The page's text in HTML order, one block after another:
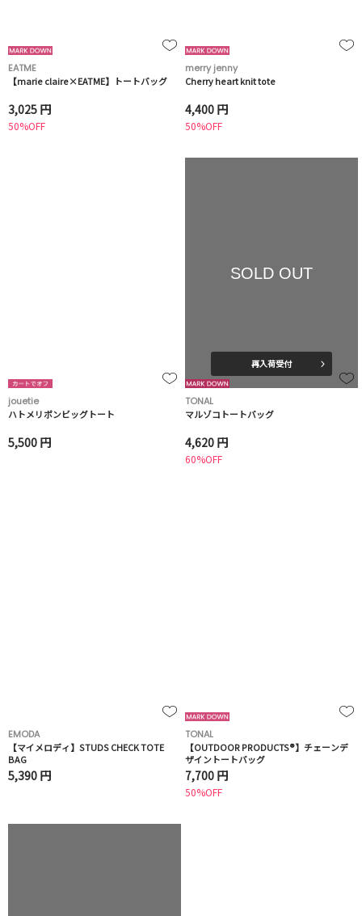
EATME
【marie claire×EATME】トートバッグ
3,025 円
50%OFF
merry jenny
Cherry heart knit tote
4,400 円
50%OFF
jouetie
ハトメリボンビッグトート
5,500 円
SOLD OUT
再入荷受付
TONAL
マルゾコトートバッグ
4,620 円
60%OFF
EMODA
【マイメロディ】STUDS CHECK TOTE
BAG
5,390 円
TONAL
【OUTDOOR PRODUCTS®︎】チェーンデ
ザイントートバッグ
7,700 円
50%OFF